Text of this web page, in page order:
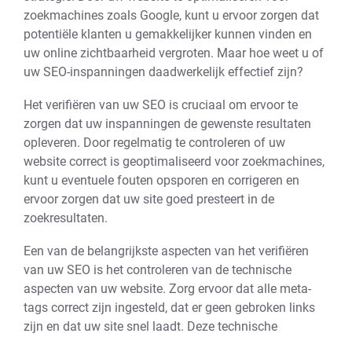
zoekmachines zoals Google, kunt u ervoor zorgen dat
potentiële klanten u gemakkelijker kunnen vinden en
uw online zichtbaarheid vergroten. Maar hoe weet u of
uw SEO-inspanningen daadwerkelijk effectief zijn?
Het verifiëren van uw SEO is cruciaal om ervoor te
zorgen dat uw inspanningen de gewenste resultaten
opleveren. Door regelmatig te controleren of uw
website correct is geoptimaliseerd voor zoekmachines,
kunt u eventuele fouten opsporen en corrigeren en
ervoor zorgen dat uw site goed presteert in de
zoekresultaten.
Een van de belangrijkste aspecten van het verifiëren
van uw SEO is het controleren van de technische
aspecten van uw website. Zorg ervoor dat alle meta-
tags correct zijn ingesteld, dat er geen gebroken links
zijn en dat uw site snel laadt. Deze technische